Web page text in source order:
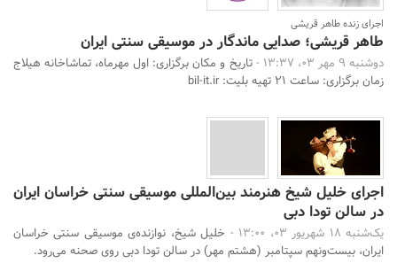
اجرای زنده طاهر قریشی
طاهر قریشی؛ صدایی ماندگار در موسیقی سنتی ایران
دوشنبه 9 مهر 03، 13:37 -
تاریخ و مکان برگزاری: اول مهرماه، تماشاخانه هیلاج
زمان برگزاری: ساعت 21 تهیه بلیت: bil-it.ir
اجرای خلیل شیخ هنرمند بین‌المللی موسیقی سنتی خراسان ایران
در سالن تودا دبی
یک‌شنبه 18 شهریور 03، 13:00 -
خلیل شیخ، نوازنده‌ی موسیقی سنتی خراسان
ایران، بیست‌و‌نهم سپتامبر (هشتم مهر) در سالن تودا دبی روی صحنه می‌رود.